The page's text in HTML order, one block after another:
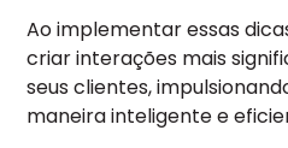
Ao implementar essas
criar interações mais
seus clientes,
maneira inteligente e